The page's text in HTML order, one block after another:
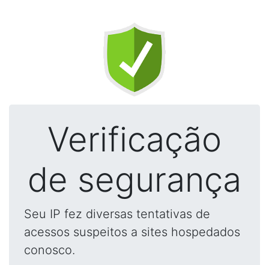
Verificação
de segurança
Seu IP fez diversas tentativas de
acessos suspeitos a sites hospedados
conosco.